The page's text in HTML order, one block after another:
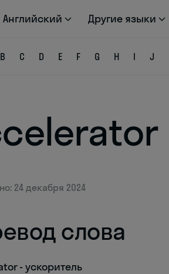
Английский Другие языки
B C D E F G H I J
24 декабря 2024
слова
- ускоритель